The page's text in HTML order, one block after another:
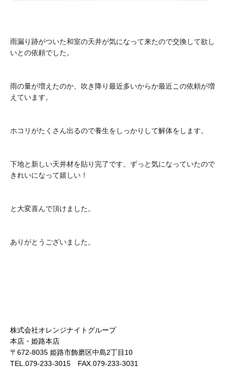
雨漏り跡がついた和室の天井が気になって来たので交換して欲し
いとの依頼でした。
雨の量が増えたのか、吹き降り最近多いからか最近この依頼が増
えています。
ホコリがたくさん出るので養生をしっかりして解体をします。
下地と新しい天井材を貼り完了です。ずっと気になっていたので
きれいになって嬉しい！
と大変喜んで頂けました。
ありがとうございました。
株式会社オレンジナイトグループ
本店・姫路本店
〒672-8035 姫路市飾磨区中島2丁目10
TEL.079-233-3015 FAX.079-233-3031